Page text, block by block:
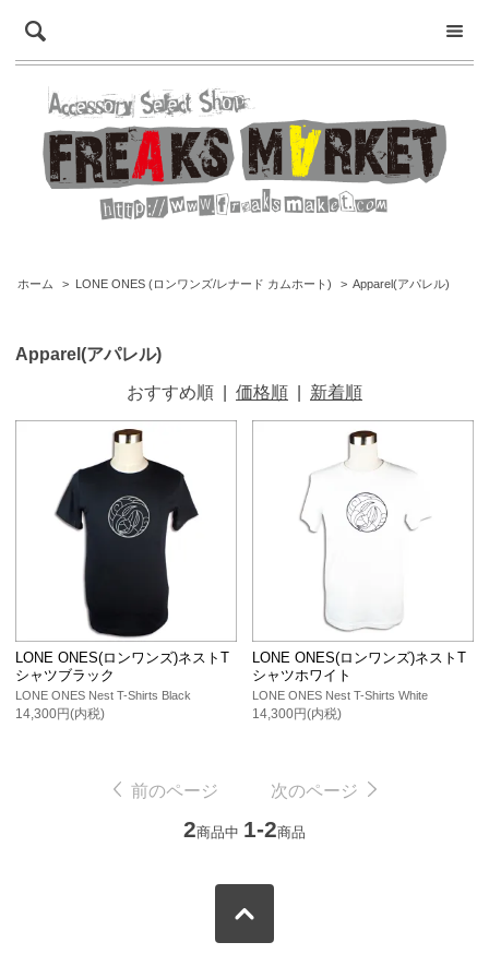
ホーム > LONE ONES (ロンワンズ/レナード カムホート) > Apparel(アパレル)
Apparel(アパレル)
おすすめ順 価格順 新着順
LONE ONES(ロンワンズ)ネストT
シャツブラック
LONE ONES Nest T-Shirts Black
14,300円(内税)
LONE ONES(ロンワンズ)ネストT
シャツホワイト
LONE ONES Nest T-Shirts White
14,300円(内税)
前のページ 次のページ
2商品中 1-2商品